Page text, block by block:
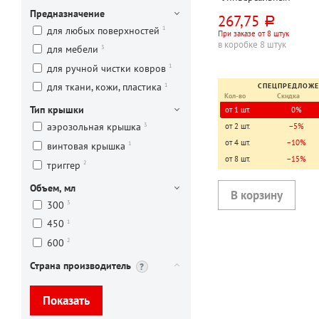
Предназначение
для любых поверхностей 1
для мебели 3
для ручной чистки ковров 1
для ткани, кожи, пластика 1
Тип крышки
аэрозольная крышка 3
винтовая крышка 1
триггер 2
Объем, мл
300 3
450 1
600 2
Страна производитель
(Universal Cleaner
600мл, для ткани,
триггер, флакон
267,75 руб.
При заказе от 8 штук
в коробке 8 штук
Кол-во
Скидка
от 1 шт. 0%
от 2 шт.
−5%
от 4 шт.
−10%
от 8 шт.
−15%